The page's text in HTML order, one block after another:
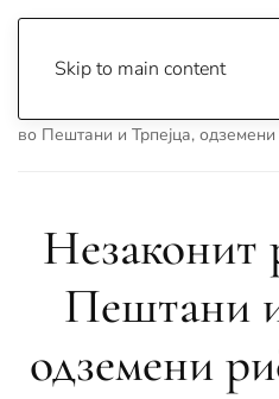
Skip to main content
во Пештани и Трпејца,
Незаконит
Пештани
одземени